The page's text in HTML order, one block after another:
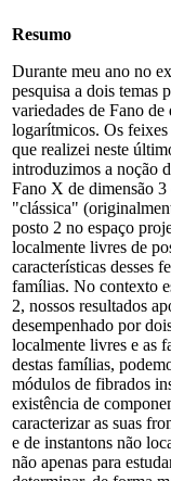
Resumo
Durante meu ano no
pesquisa a dois temas
variedades de Fano de
logarítmicos. Os feixes
que realizei neste
introduzimos a noção
Fano X de dimensão
"clássica"
posto 2 no espaço
localmente livres de
características desses
famílias. No contexto
2, nossos resultados
desempenhado por
localmente livres e as
destas famílias,
módulos de fibrados
existência de
caracterizar as suas
e de instantons não
não apenas para